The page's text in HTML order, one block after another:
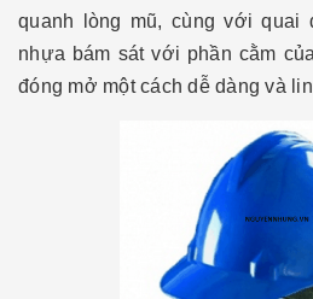
quanh lòng mũ, cùng với quai
nhựa bám sát với phần cằm
đóng mở một cách dễ dàng và